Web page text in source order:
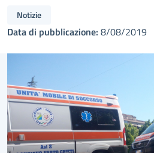
Notizie
Data di pubblicazione: 8/08/2019